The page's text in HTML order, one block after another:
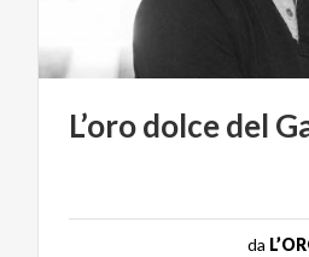
L’orodolcedel
da